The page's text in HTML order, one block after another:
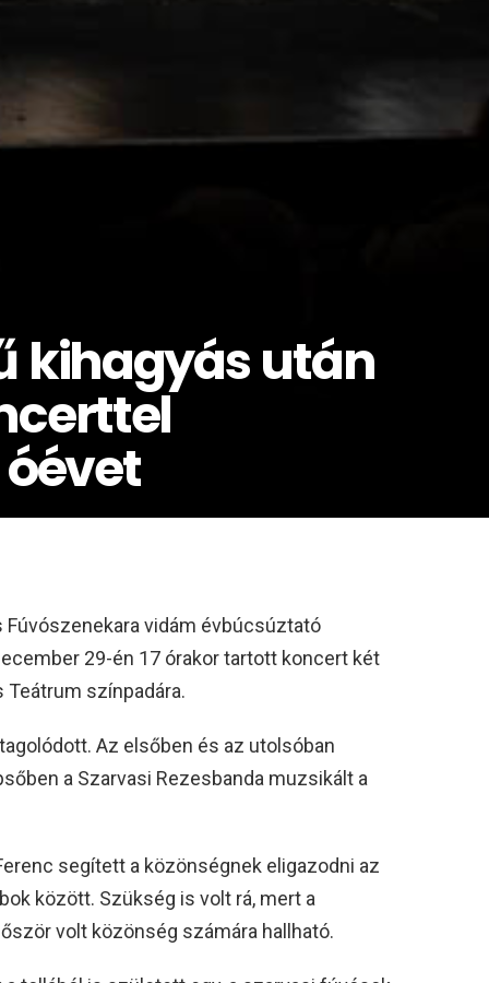
kihagyás után
Fúvószenekara vidám évbúcsúztató
29-én 17 órakor tartott koncert két
színpadára.
Az elsőben és az utolsóban
a Szarvasi Rezesbanda muzsikált a
segített a közönségnek eligazodni az
között. Szükség is volt rá, mert a
volt közönség számára hallható.